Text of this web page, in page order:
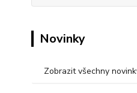
Novinky
Zobrazit všechny